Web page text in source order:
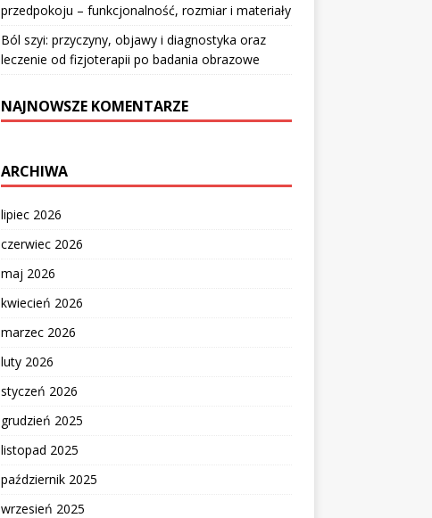
przedpokoju – funkcjonalność, rozmiar i materiały
Ból szyi: przyczyny, objawy i diagnostyka oraz
leczenie od fizjoterapii po badania obrazowe
NAJNOWSZE KOMENTARZE
ARCHIWA
lipiec 2026
czerwiec 2026
maj 2026
kwiecień 2026
marzec 2026
luty 2026
styczeń 2026
grudzień 2025
listopad 2025
październik 2025
wrzesień 2025